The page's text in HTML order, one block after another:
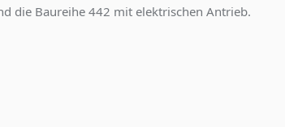
die Baureihe 442 mit elektrischen Antrieb.